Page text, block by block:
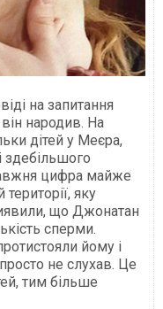
на запитання
він народив. На
дітей у Меєра,
здебільшого
цифра майже
яку
що Джонатан
сперми.
йому і
не слухав. Це
тим більше